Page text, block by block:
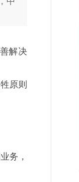
解决
原则
务，